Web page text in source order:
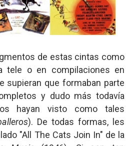
de estas cintas como
tele o en compilaciones en
supieran que formaban parte
y dudo más todavía
hayan visto como tales
). De todas formas, les
"All The Cats Join In" de la